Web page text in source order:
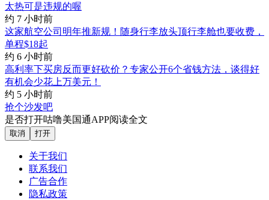
太热可是违规的喔
约 7 小时前
这家航空公司明年推新规！随身行李放头顶行李舱也要收费，
单程$18起
约 6 小时前
高利率下买房反而更好砍价？专家公开6个省钱方法，谈得好
有机会少花上万美元！
约 5 小时前
抢个沙发吧
是否打开咕噜美国通APP阅读全文
取消 打开
关于我们
联系我们
广告合作
隐私政策